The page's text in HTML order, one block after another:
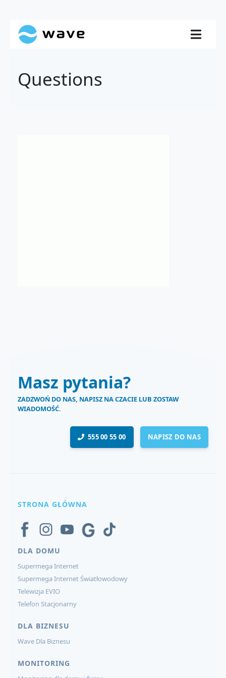
Questions
Masz pytania?
ZADZWOŃ DO NAS, NAPISZ NA CZACIE LUB ZOSTAW
WIADOMOŚĆ.
555 00 55 00 NAPISZ DO NAS
STRONA GŁÓWNA
DLA DOMU
Supermega Internet
Supermega Internet Światłowodowy
Telewizja EVIO
Telefon Stacjonarny
DLA BIZNESU
Wave Dla Biznesu
MONITORING